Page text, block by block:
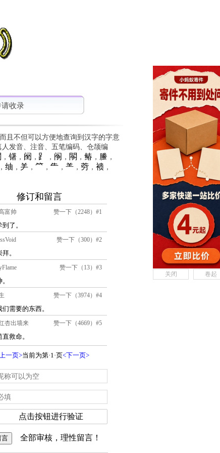
请收录
且不但可以方便地查询到汉字的字意
发音、注音、五笔编码、仓颉编
， 䦃， 䦷 ， ⻊ ， 䦶 ， 䦛 ， 䲠 ， 䲢 ，
， 䌷 ， ⺶， ⺮ ， ⺧， ⺷， 䓖， 䙌，
关闭 卷起